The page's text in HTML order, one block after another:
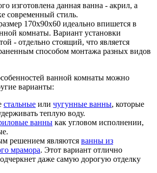
изготовлена данная ванна - акрил, а
современный стиль.
170x90x60 идеально впишется в
комнаты. Вариант установки
- отдельно стоящий, что является
способом монтажа разных видов
ванной комнаты можно
варианты:
стальные или чугунные ванны, которые
теплую воду.
ванны как угловом исполнении,
решением являются ванны из
мрамора. Этот вариант отлично
даже самую дорогую отделку